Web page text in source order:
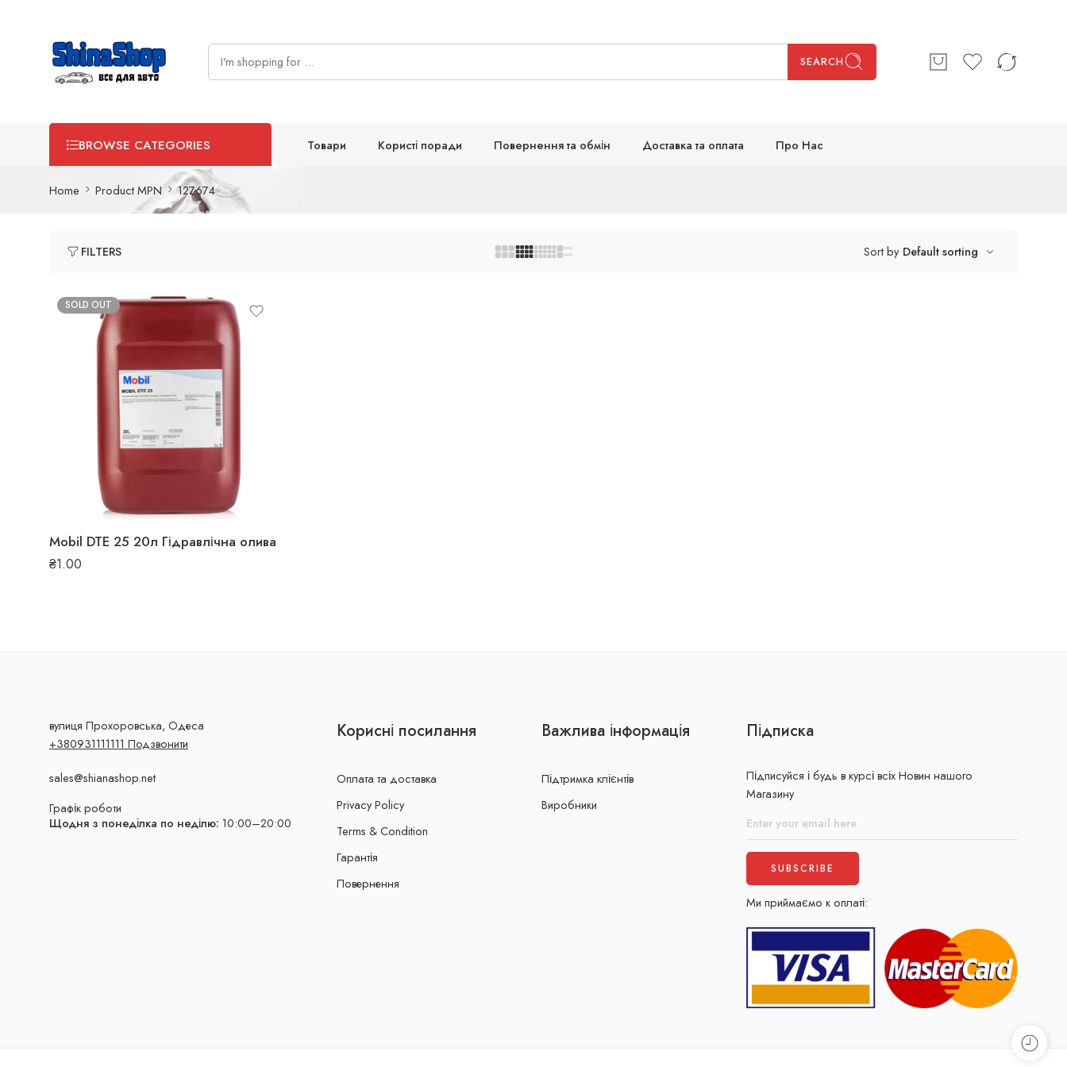
SEARCH
BROWSE CATEGORIES Товари Користі поради Повернення та обмін Доставка та оплата Про Нас
Home Product MPN 127674
FILTERS Sort by Default sorting
SOLD OUT
Mobil DTE 25 20л Гідравлічна олива
₴1.00
вулиця Прохоровська, Одеса
+380931111111 Подзвонити
sales@shianashop.net
Графік роботи
Щодня з понеділка по неділю: 10:00–20:00
Корисні посилання
Оплата та доставка
Privacy Policy
Terms & Condition
Гарантія
Повернення
Важлива інформація
Підтримка клієнтів
Виробники
Підписка
Підписуйся і будь в курсі всіх Новин нашого
Магазину
Ми приймаємо к оплаті: